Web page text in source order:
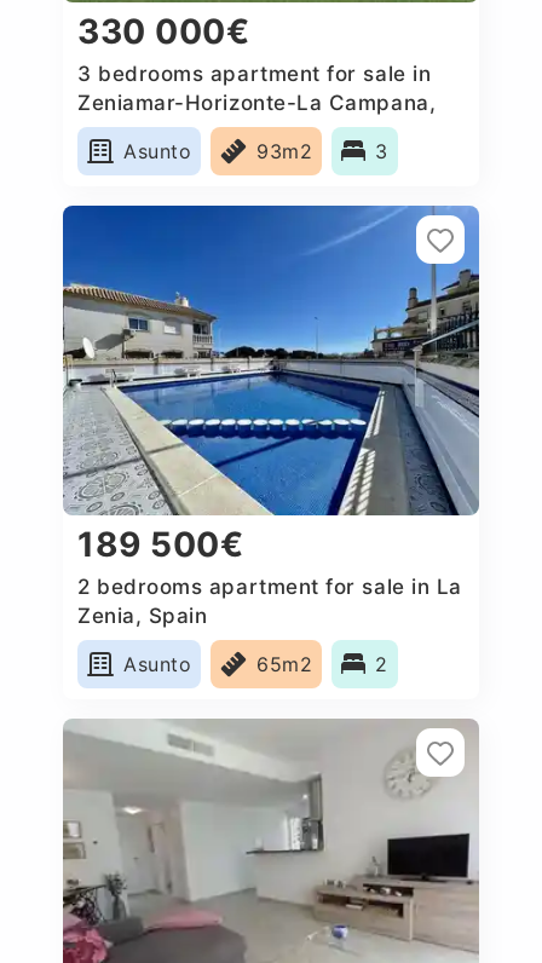
330 000€
3 bedrooms apartment for sale in
Zeniamar-Horizonte-La Campana,
Spain
Asunto
93m2 3
189 500€
2 bedrooms apartment for sale in La
Zenia, Spain
Asunto
65m2 2